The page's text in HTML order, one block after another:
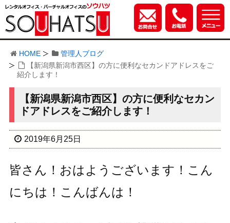
HOME
管理人ブログ
【新潟県新潟市西区】の方に便利なセカンドアドレスをご
紹介します！
【新潟県新潟市西区】の方に便利なセカン
ドアドレスをご紹介します！
2019年6月25日
皆さん！おはようございます！こん
にちは！こんばんは！